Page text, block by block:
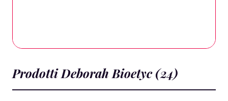
Prodotti Deborah Bioetyc (24)